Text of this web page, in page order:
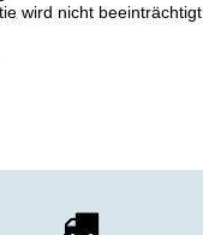
wird nicht beeinträchtigt